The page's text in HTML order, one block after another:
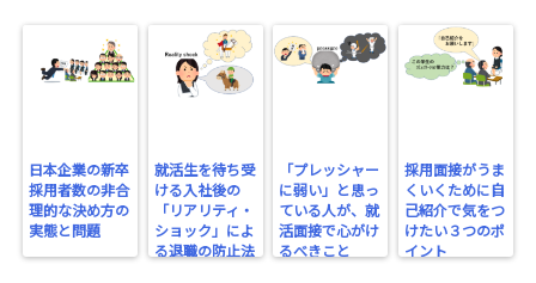
日本企業の新卒
採用者数の非合
理的な決め方の
実態と問題
就活生を待ち受
ける入社後の
「リアリティ・
ショック」によ
る退職の防止法
「プレッシャー
に弱い」と思っ
ている人が、就
活面接で心がけ
るべきこと
採用面接がうま
くいくために自
己紹介で気をつ
けたい３つのポ
イント